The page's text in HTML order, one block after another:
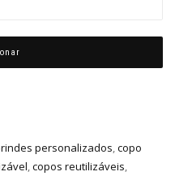
personalizados,copo
,copos reutilizáveis,